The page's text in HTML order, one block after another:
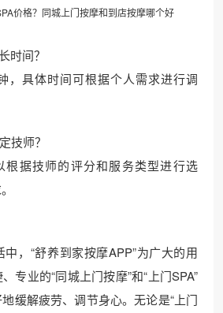
价格？同城上门按摩和到店按摩哪个好
时间？
，具体时间可根据个人需求进行调
技师？
根据技师的评分和服务类型进行选
，“舒养到家按摩APP”为广大的用
专业的“同城上门按摩”和“上门SPA”
缓解疲劳、调节身心。无论是“上门